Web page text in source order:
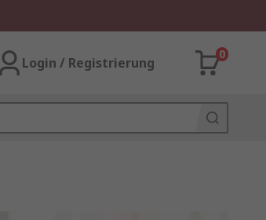
Login / Registrierung
0